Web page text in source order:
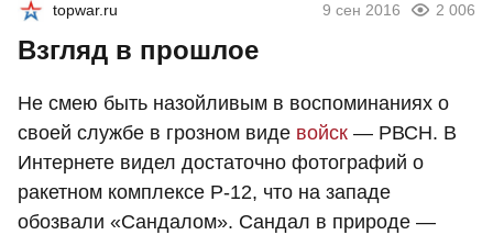
topwar.ru 9 сен 2016 2 006
Взгляд в прошлое
Не смею быть назойливым в воспоминаниях о
своей службе в грозном виде войск — РВСН. В
Интернете видел достаточно фотографий о
ракетном комплексе Р-12, что на западе
обозвали «Сандалом». Сандал в природе —